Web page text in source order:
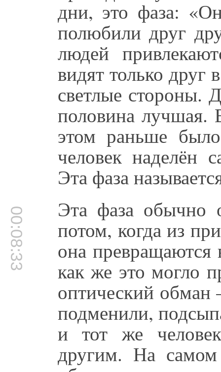
дни, это фаза:
полюбили друг
людей
видят только друг
светлые стороны.
половина лучшая.
этом раньше
человек наделён
Эта фаза
00:08:33 Эта фаза обычно
потом, когда из
она
как же это могло
оптический обман
подменили,
и тот же
другим. На